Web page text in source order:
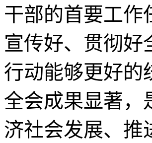
干部的首要工作
宣传好、贯彻好
行动能够更好的
全会成果显著，
济社会发展、推